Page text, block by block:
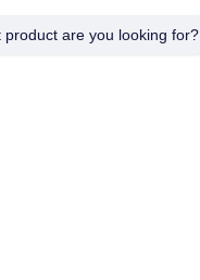
product are you looking for?